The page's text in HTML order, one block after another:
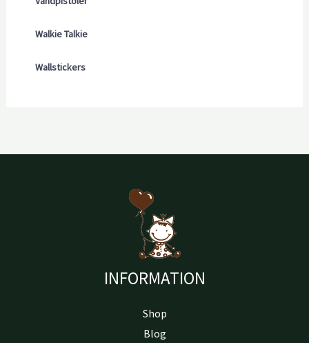
Walkie Talkie
Wallstickers
INFORMATION
Shop
Blog